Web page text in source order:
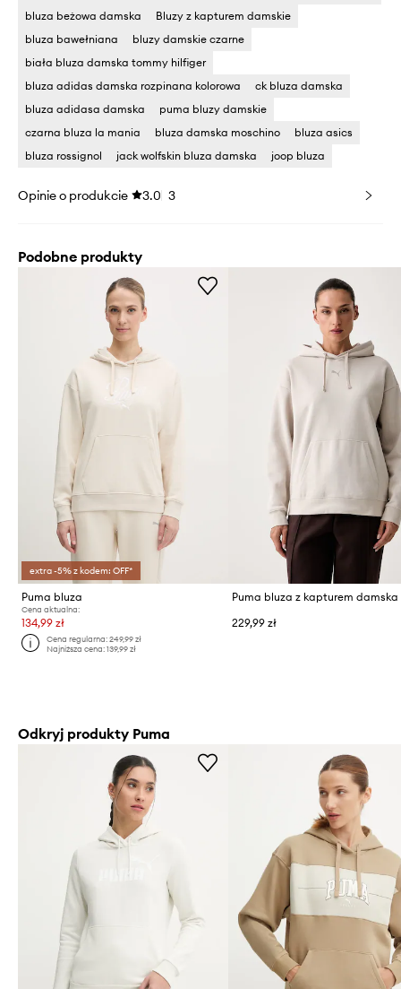
bluza beżowa damska
Bluzy z kapturem damskie
bluza bawełniana
bluzy damskie czarne
biała bluza damska tommy hilfiger
bluza adidas damska rozpinana kolorowa
ck bluza damska
bluza adidasa damska
puma bluzy damskie
czarna bluza la mania
bluza damska moschino
bluza asics
bluza rossignol
jack wolfskin bluza damska joop bluza
Opinie o produkcie 3.0 3
Podobne produkty
extra -5% z kodem: OFF*
Puma bluza
Cena aktualna:
134,99 zł
Cena regularna:249,99 zł
Najniższa cena:139,99 zł
229,99 zł
Odkryj produkty Puma